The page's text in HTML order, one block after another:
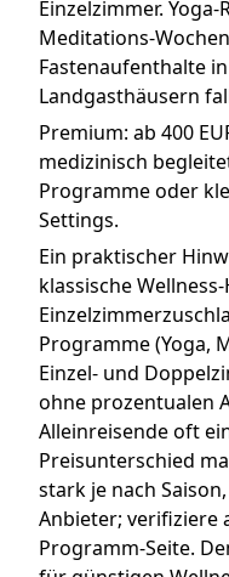
Einzelzimmer.
Meditations-
Fastenaufenthalte
Landgasthäusern
Premium: ab 400
medizinisch
Programme oder
Settings.
Ein praktischer
klassische
Programme (Yoga,
Einzel- und
ohne prozentualen
Alleinreisende oft
Preisunterschied
stark je nach
Anbieter; verifiziere
Programm-Seite.